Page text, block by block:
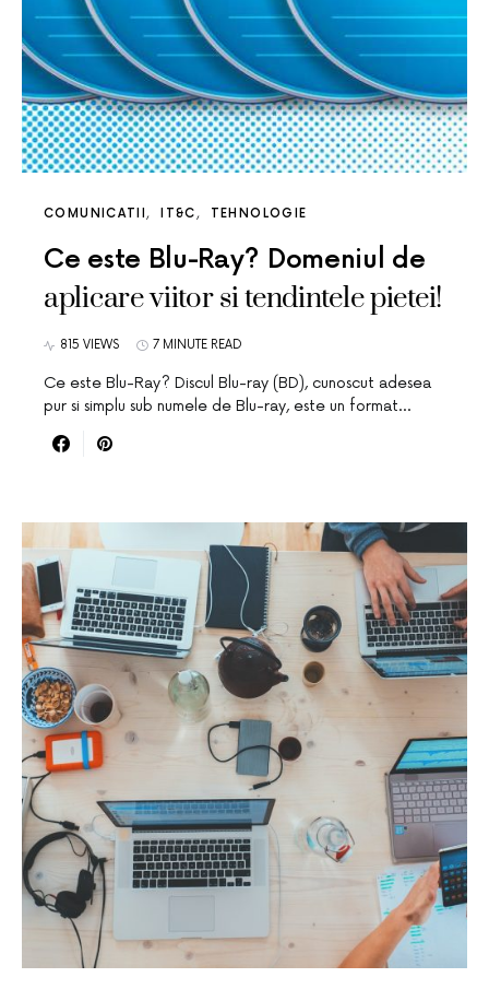
COMUNICATII IT&C TEHNOLOGIE
Ce este Blu-Ray? Domeniul de
aplicare viitor si tendintele pietei!
815 VIEWS 7 MINUTE READ
Ce este Blu-Ray? Discul Blu-ray (BD), cunoscut adesea
pur si simplu sub numele de Blu-ray, este un format…